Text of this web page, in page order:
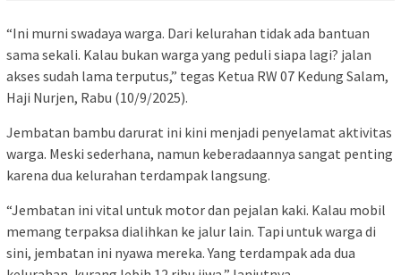
“Ini murni swadaya warga. Dari kelurahan tidak ada bantuan
sama sekali. Kalau bukan warga yang peduli siapa lagi? jalan
akses sudah lama terputus,” tegas Ketua RW 07 Kedung Salam,
Haji Nurjen, Rabu (10/9/2025).
Jembatan bambu darurat ini kini menjadi penyelamat aktivitas
warga. Meski sederhana, namun keberadaannya sangat penting
karena dua kelurahan terdampak langsung.
“Jembatan ini vital untuk motor dan pejalan kaki. Kalau mobil
memang terpaksa dialihkan ke jalur lain. Tapi untuk warga di
sini, jembatan ini nyawa mereka. Yang terdampak ada dua